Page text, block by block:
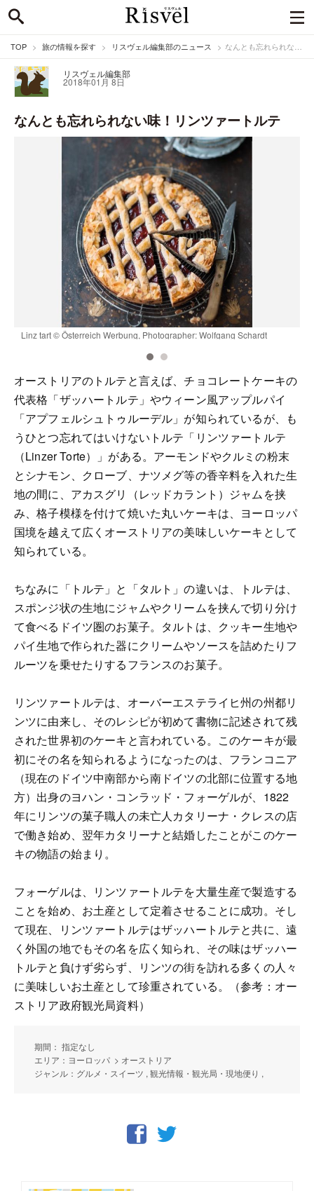
TOP 旅の情報を探す リスヴェル編集部のニュース なんとも忘れられない味！リンツァートルテ
リスヴェル編集部
2018年01月 8日
なんとも忘れられない味！リンツァートルテ
Linz tart © Österreich Werbung, Photographer: Wolfgang Schardt
オーストリアのトルテと言えば、チョコレートケーキの
代表格「ザッハートルテ」やウィーン風アップルパイ
「アプフェルシュトゥルーデル」が知られているが、も
うひとつ忘れてはいけないトルテ「リンツァートルテ
（Linzer Torte）」がある。アーモンドやクルミの粉末
とシナモン、クローブ、ナツメグ等の香辛料を入れた生
地の間に、アカスグリ（レッドカラント）ジャムを挟
み、格子模様を付けて焼いた丸いケーキは、ヨーロッパ
国境を越えて広くオーストリアの美味しいケーキとして
知られている。
ちなみに「トルテ」と「タルト」の違いは、トルテは、
スポンジ状の生地にジャムやクリームを挟んで切り分け
て食べるドイツ圏のお菓子。タルトは、クッキー生地や
パイ生地で作られた器にクリームやソースを詰めたりフ
ルーツを乗せたりするフランスのお菓子。
リンツァートルテは、オーバーエステライヒ州の州都リ
ンツに由来し、そのレシピが初めて書物に記述されて残
された世界初のケーキと言われている。このケーキが最
初にその名を知られるようになったのは、フランコニア
（現在のドイツ中南部から南ドイツの北部に位置する地
方）出身のヨハン・コンラッド・フォーゲルが、1822
年にリンツの菓子職人の未亡人カタリーナ・クレスの店
で働き始め、翌年カタリーナと結婚したことがこのケー
キの物語の始まり。
フォーゲルは、リンツァートルテを大量生産で製造する
ことを始め、お土産として定着させることに成功。そし
て現在、リンツァートルテはザッハートルテと共に、遠
く外国の地でもその名を広く知られ、その味はザッハー
トルテと負けず劣らず、リンツの街を訪れる多くの人々
に美味しいお土産として珍重されている。（参考：オー
ストリア政府観光局資料）
期間： 指定なし
エリア：ヨーロッパ > オーストリア
ジャンル：グルメ・スイーツ , 観光情報・観光局・現地便り ,